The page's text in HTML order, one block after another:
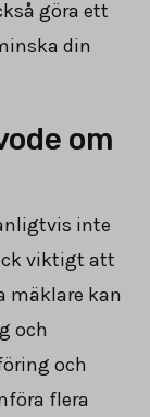
göra ett
din
om
inte
viktigt att
mäklare kan
och
och
flera